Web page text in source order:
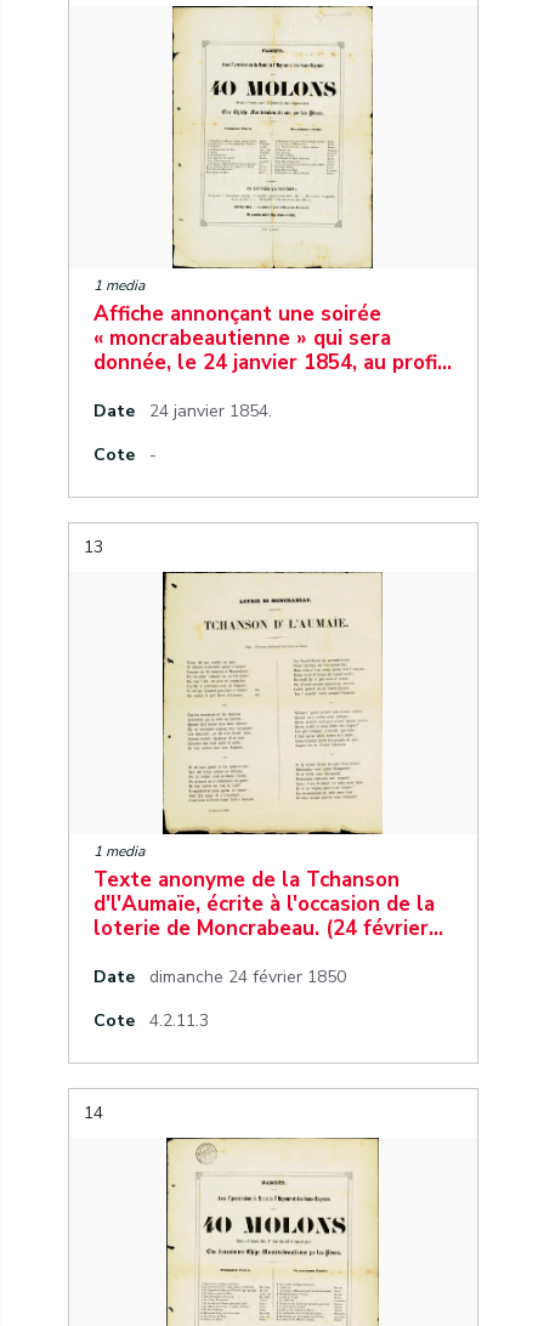
1 media
Affiche annonçant une soirée
« moncrabeautienne » qui sera
donnée, le 24 janvier 1854, au profi…
Date
24 janvier 1854.
Cote
-
13
1 media
Texte anonyme de la Tchanson
d'l'Aumaïe, écrite à l'occasion de la
loterie de Moncrabeau. (24 février…
Date
dimanche 24 février 1850
Cote
4.2.11.3
14